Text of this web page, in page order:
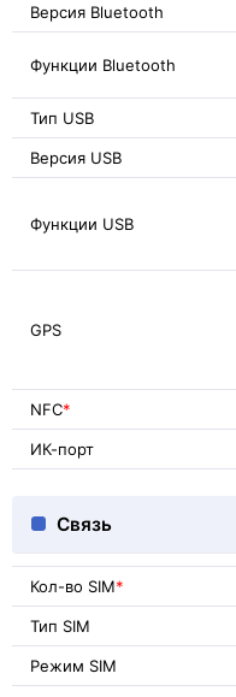
Версия Bluetooth
Функции Bluetooth
Тип USB
Версия USB
Функции USB
GPS
NFC*
ИК-порт
Связь
Кол-во SIM*
Тип SIM
Режим SIM